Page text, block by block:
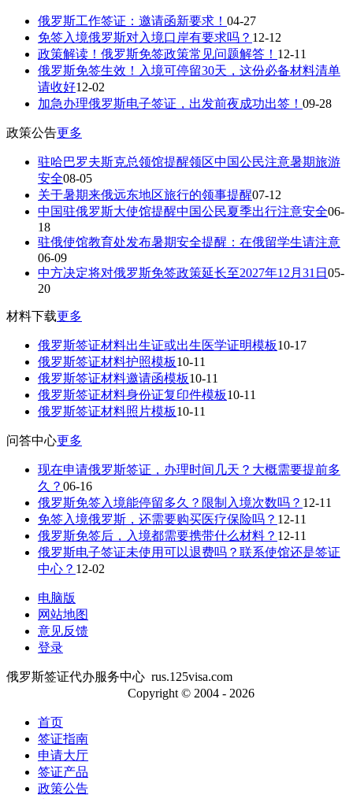
俄罗斯工作签证：邀请函新要求！ 04-27
免签入境俄罗斯对入境口岸有要求吗？ 12-12
政策解读！俄罗斯免签政策常见问题解答！ 12-11
俄罗斯免签生效！入境可停留30天，这份必备材料清单
请收好12-02
加急办理俄罗斯电子签证，出发前夜成功出签！ 09-28
政策公告更多
驻哈巴罗夫斯克总领馆提醒领区中国公民注意暑期旅游
安全08-05
关于暑期来俄远东地区旅行的领事提醒07-12
中国驻俄罗斯大使馆提醒中国公民夏季出行注意安全06-
18
驻俄使馆教育处发布暑期安全提醒：在俄留学生请注意
06-09
中方决定将对俄罗斯免签政策延长至2027年12月31日 05-
20
材料下载更多
俄罗斯签证材料出生证或出生医学证明模板10-17
俄罗斯签证材料护照模板10-11
俄罗斯签证材料邀请函模板10-11
俄罗斯签证材料身份证复印件模板10-11
俄罗斯签证材料照片模板10-11
问答中心更多
现在申请俄罗斯签证，办理时间几天？大概需要提前多
久？ 06-16
俄罗斯免签入境能停留多久？限制入境次数吗？ 12-11
免签入境俄罗斯，还需要购买医疗保险吗？ 12-11
俄罗斯免签后，入境都需要携带什么材料？ 12-11
俄罗斯电子签证未使用可以退费吗？联系使馆还是签证
中心？ 12-02
电脑版
网站地图
意见反馈
登录
俄罗斯签证代办服务中心 rus.125visa.com
Copyright © 2004 - 2026
首页
签证指南
申请大厅
签证产品
政策公告